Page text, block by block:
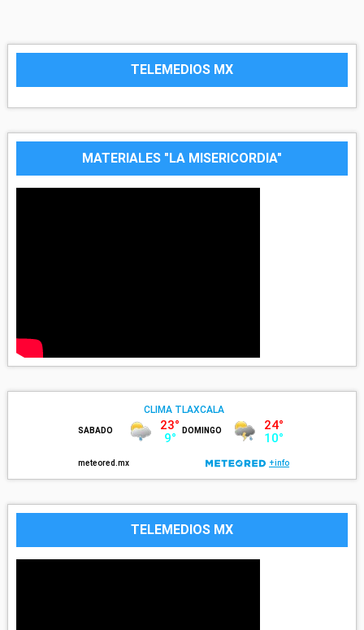
TELEMEDIOS MX
MATERIALES "LA MISERICORDIA"
TELEMEDIOS MX